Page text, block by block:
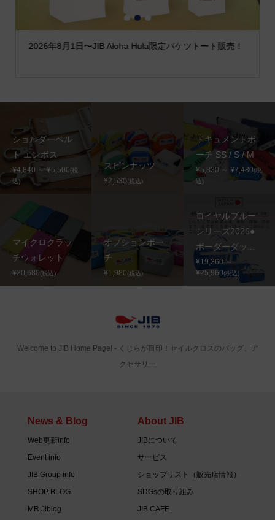
2026年8月1日〜JIB Aloha Hula限定バケツトート販売！
1 2 3
ショルダーベル
ト エンボス
¥4,840 ～ ¥5,500(税
込)
スピンナッツ
¥2,530(税込)
ドキュメントポ
ーチ SS / S / M
¥5,830 ～ ¥7,480(税
込)
マイクロクラッ
チウォレット
¥20,680(税込)
オプションポー
チ
¥1,980(税込)
ロイヤルブルー
シリーズ2026●
ボーダーダッ...
¥19,360 ～
¥25,960(税込)
Welcome to JIB Home Page! ‐ くじらが目印！セイルクロスのバッグ、ア
クセサリー
News & Blog
Web更新info
Event info
JIB Group info
SHOP BLOG
MR.Jiblog
About JIB
JIBについて
サービス
ショップリスト（販売店情報）
SDGsの取り組み
JIB CAFE